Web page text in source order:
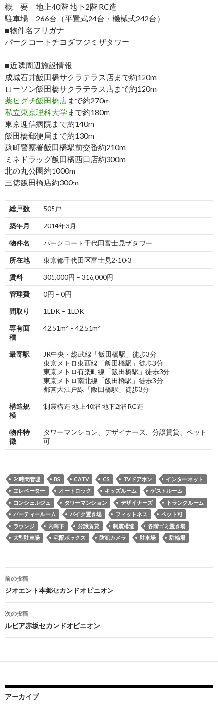
概 要 地上40階 地下2階 RC造
駐車場 266台（平置式24台・機械式242台）
■物件名フリガナ
パークコートチヨダフジミザタワー
■近隣周辺施設情報
成城石井飯田橋サクラテラス店まで約120m
ローソン飯田橋サクラテラス店まで約120m
薬ヒグチ飯田橋店まで約270m
私立東京理科大学 まで約180m
東京逓信病院まで約140m
飯田橋郵便局まで約130m
麹町警察署飯田橋駅前交番約210m
ミネドラッグ飯田橋西口店約300m
北の丸公園約1000m
三徳飯田橋店約300m
総戸数 505戸
築年月 2014年3月
物件名 パークコート千代田富士見ザタワー
所在地 東京都千代田区富士見2-10-3
賃料 305,000円 – 316,000円
管理費 0円 – 0円
間取り 1LDK – 1LDK
専有面
積
42.51m2 – 42.51m2
最寄駅
JR中央・総武線「飯田橋駅」徒歩3分
東京メトロ東西線「飯田橋駅」徒歩3分
東京メトロ有楽町線「飯田橋駅」徒歩3分
東京メトロ南北線「飯田橋駅」徒歩3分
都営大江戸線「飯田橋駅」徒歩3分
構造規
模
制震構造 地上40階 地下2階 RC造
物件特
徴
タワーマンション、デザイナーズ、分譲賃貸、ペット
可
24時間管理 BS CATV CS TVドアホン
インターネット
エレベーター
オートロック キッズルーム
ゲストルーム
コンシェルジュ
タワーマンション デザイナーズ
トランクルーム
パーティールーム
バイク置き場 フィットネス
ペット可
ラウンジ
内廊下 分譲賃貸 制震構造
各階ゴミ置き場
大型駐車場
宅配ボックス 防犯カメラ 駐車場 駐輪場
投
稿
ナ
ビ
ゲ
ー
ョ
前の投稿
ジオエント本郷セカンドオピニオン
次の投稿
ルビア赤坂セカンドオピニオン
アーカイブ